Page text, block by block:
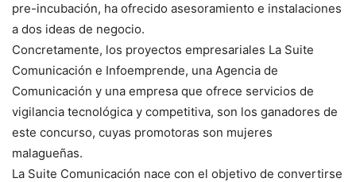
pre-incubación, ha ofrecido asesoramiento e instalaciones
a dos ideas de negocio.
Concretamente, los proyectos empresariales La Suite
Comunicación e Infoemprende, una Agencia de
Comunicación y una empresa que ofrece servicios de
vigilancia tecnológica y competitiva, son los ganadores de
este concurso, cuyas promotoras son mujeres
malagueñas.
La Suite Comunicación nace con el objetivo de convertirse